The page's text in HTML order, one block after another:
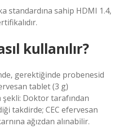
standardına sahip HDMI 1.4,
kullanılır?
gerektiğinde probenesid
tablet (3 g)
şekli: Doktor tarafından
takdirde; CEC efervesan
ağızdan alınabilir.